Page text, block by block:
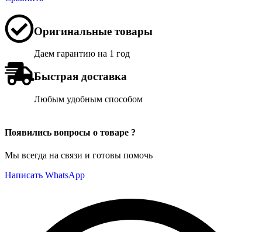
Оригинальные товары
Даем гарантию на 1 год
Быстрая доставка
Любым удобным способом
Появились вопросы о товаре ?
Мы всегда на связи и готовы помочь
Написать WhatsApp